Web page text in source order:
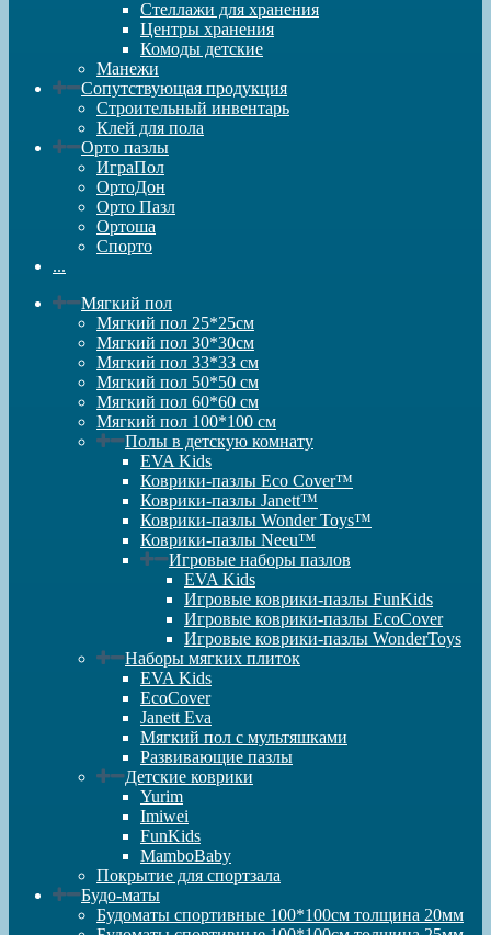
Стеллажи для хранения
Центры хранения
Комоды детские
Манежи
Сопутствующая продукция
Строительный инвентарь
Клей для пола
Орто пазлы
ИграПол
ОртоДон
Орто Пазл
Ортоша
Спорто
...
Мягкий пол
Мягкий пол 25*25см
Мягкий пол 30*30см
Мягкий пол 33*33 см
Мягкий пол 50*50 см
Мягкий пол 60*60 см
Мягкий пол 100*100 см
Полы в детскую комнату
EVA Kids
Коврики-пазлы Eco Cover™
Коврики-пазлы Janett™
Коврики-пазлы Wonder Toys™
Коврики-пазлы Neeu™
Игровые наборы пазлов
EVA Kids
Игровые коврики-пазлы FunKids
Игровые коврики-пазлы EcoCover
Игровые коврики-пазлы WonderToys
Наборы мягких плиток
EVA Kids
EcoCover
Janett Eva
Мягкий пол с мультяшками
Развивающие пазлы
Детские коврики
Yurim
Imiwei
FunKids
MamboBaby
Покрытие для спортзала
Будо-маты
Будоматы спортивные 100*100см толщина 20мм